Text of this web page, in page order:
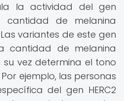
la actividad del gen
de melanina
variantes de este gen
cantidad de melanina
vez determina el tono
ejemplo, las personas
del gen HERC2